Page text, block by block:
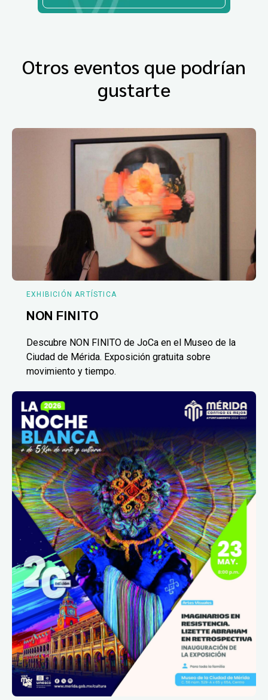
Otros eventos que podrían
gustarte
EXHIBICIÓN ARTÍSTICA
NON FINITO
Descubre NON FINITO de JoCa en el Museo de la
Ciudad de Mérida. Exposición gratuita sobre
movimiento y tiempo.